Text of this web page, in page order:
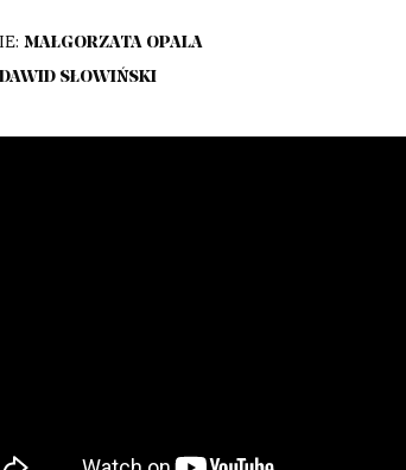
MAŁGORZATA OPALA
DAWID SŁOWIŃSKI